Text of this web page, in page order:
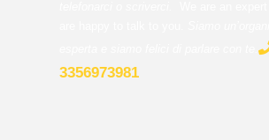
3356973981